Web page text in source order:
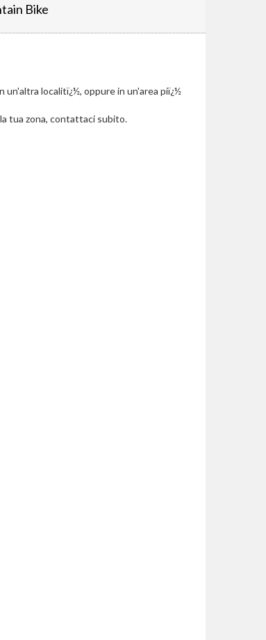
Bike
un'altra localitï¿½, oppure in un'area piï¿½
tua zona, contattaci subito.